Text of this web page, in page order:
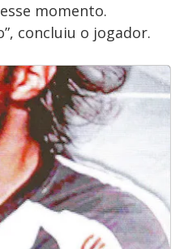
momento.
concluiu o jogador.